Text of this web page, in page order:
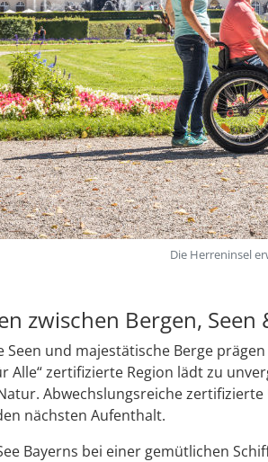
Die Herreninsel
zwischen Bergen, Seen
Seen und majestätische Berge
Alle“ zertifizierte Region lädt zu
Abwechslungsreiche
nächsten Aufenthalt.
Bayerns bei einer gemütlichen